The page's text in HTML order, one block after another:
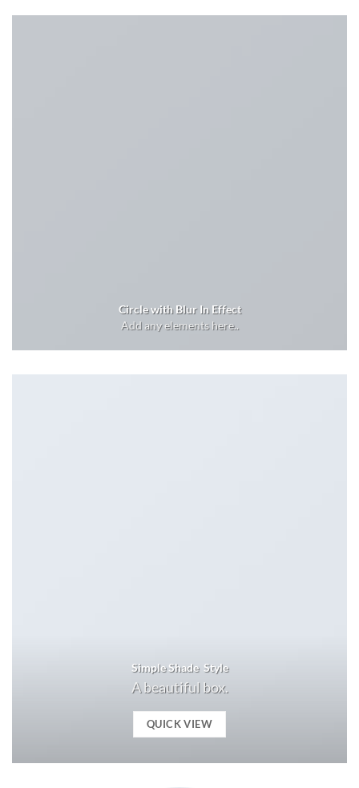
Circle with Blur In Effect
Add any elements here..
Simple Shade Style
A beautiful box.
QUICK VIEW